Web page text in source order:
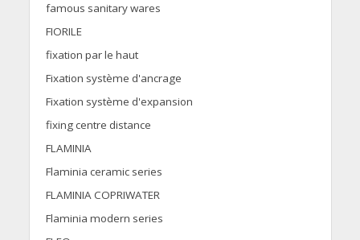
famous sanitary wares
FIORILE
fixation par le haut
Fixation système d'ancrage
Fixation système d'expansion
fixing centre distance
FLAMINIA
Flaminia ceramic series
FLAMINIA COPRIWATER
Flaminia modern series